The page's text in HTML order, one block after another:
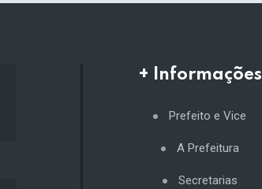
+ Informações
Prefeito e Vice
A Prefeitura
Secretarias